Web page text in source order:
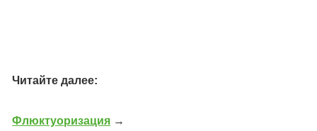
Читайте далее:
Флюктуоризация →